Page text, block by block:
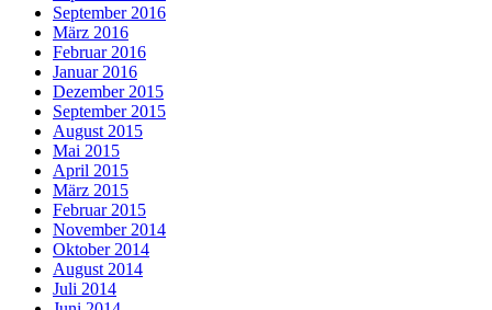
September 2016
März 2016
Februar 2016
Januar 2016
Dezember 2015
September 2015
August 2015
Mai 2015
April 2015
März 2015
Februar 2015
November 2014
Oktober 2014
August 2014
Juli 2014